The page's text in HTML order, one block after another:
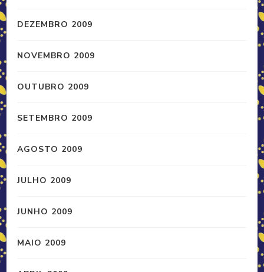
DEZEMBRO 2009
NOVEMBRO 2009
OUTUBRO 2009
SETEMBRO 2009
AGOSTO 2009
JULHO 2009
JUNHO 2009
MAIO 2009